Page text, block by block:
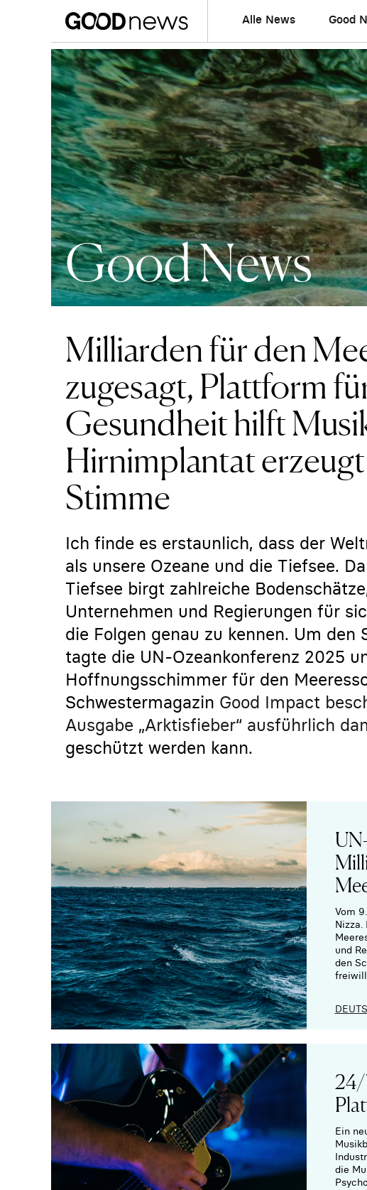
Alle News Good
Good News
Milliarden für den
zugesagt, Plattform
Gesundheit hilft
Hirnimplantat
Stimme
Ich finde es erstaunlich, dass der
als unsere Ozeane und die Tiefsee.
Tiefsee birgt zahlreiche
Unternehmen und Regierungen für
die Folgen genau zu kennen. Um den
tagte die UN-Ozeankonferenz 2025
Hoffnungsschimmer für den
Schwestermagazin Good Impact
Ausgabe „Arktisfieber“ ausführlich
geschützt werden kann.
Vom
Nizza.
und
den
24/
Ein
die